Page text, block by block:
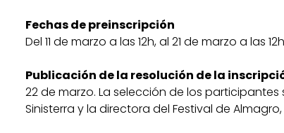
Fechas de preinscripción
Del 11 de marzo a las 12h, al 21 de marzo a las
Publicación de la resolución de la
22 de marzo. La selección de los
Sinisterra y la directora del Festival de Almagro,